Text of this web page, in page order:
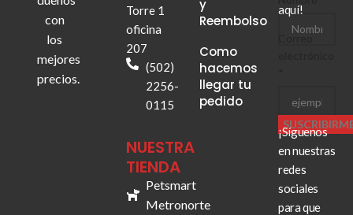
con
los
mejores
precios.
Torre 1
oficina
207
(502)
2256-
0115
NUESTRA
TIENDA
Petsmart
Metronorte
y
Reembolso
Como
hacemos
llegar tu
pedido
aquí!
Correo
Nombre
¡Síguenos
en nuestras
redes
sociales
para que